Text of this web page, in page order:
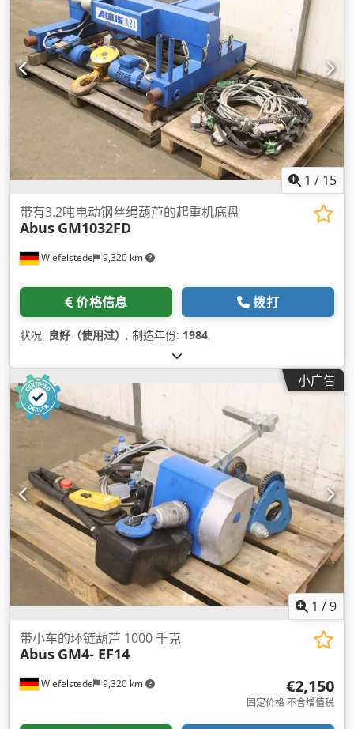
1 / 15
Wiefelstede 9,320 km
带有3.2吨电动钢丝绳葫芦的起重机底盘
Abus GM1032FD
价格信息 拨打
状况: 良好（使用过） , 制造年份: 1984,
小广告
1 /9
Wiefelstede 9,320 km
带小车的环链葫芦 1000 千克
Abus GM4- EF14
€2,150
固定价格 不含增值税